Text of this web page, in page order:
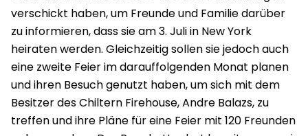
verschickt haben, um Freunde und Familie darüber
zu informieren, dass sie am 3. Juli in New York
heiraten werden. Gleichzeitig sollen sie jedoch auch
eine zweite Feier im darauffolgenden Monat planen
und ihren Besuch genutzt haben, um sich mit dem
Besitzer des Chiltern Firehouse, Andre Balazs, zu
treffen und ihre Pläne für eine Feier mit 120 Freunden